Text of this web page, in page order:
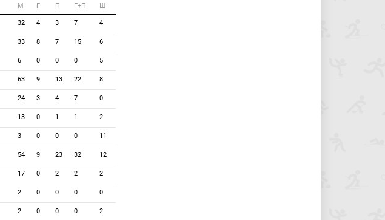
M Г П Г+П Ш
32 4 3 7 4
33 8 7 15 6
6 0 0 0 5
63 9 13 22 8
24 3 4 7 0
13 0 1 1 2
3 0 0 0 11
54 9 23 32 12
17 0 2 2 2
2 0 0 0 0
2 0 0 0 2